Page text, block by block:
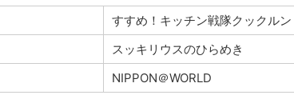
すすめ！キッチン戦隊クックルン
スッキリウスのひらめき
NIPPON＠WORLD